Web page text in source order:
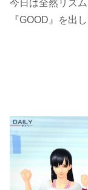
今日は全然リズ
『GOOD』を出